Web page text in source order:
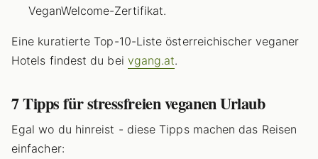
VeganWelcome-Zertifikat.
Eine kuratierte Top-10-Liste österreichischer veganer
Hotels findest du bei vgang.at.
7 Tipps für stressfreien veganen Urlaub
Egal wo du hinreist - diese Tipps machen das Reisen
einfacher: